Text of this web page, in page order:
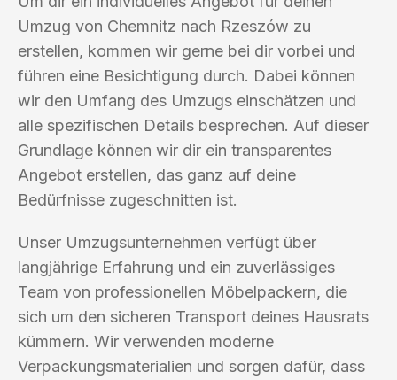
Umzug von Chemnitz nach Rzeszów zu
erstellen, kommen wir gerne bei dir vorbei und
führen eine Besichtigung durch. Dabei können
wir den Umfang des Umzugs einschätzen und
alle spezifischen Details besprechen. Auf dieser
Grundlage können wir dir ein transparentes
Angebot erstellen, das ganz auf deine
Bedürfnisse zugeschnitten ist.
Unser Umzugsunternehmen verfügt über
langjährige Erfahrung und ein zuverlässiges
Team von professionellen Möbelpackern, die
sich um den sicheren Transport deines Hausrats
kümmern. Wir verwenden moderne
Verpackungsmaterialien und sorgen dafür, dass